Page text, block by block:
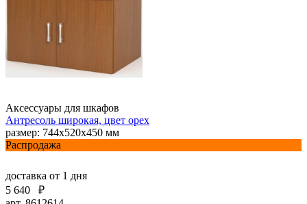
Аксессуары для шкафов
Антресоль широкая, цвет орех
размер: 744х520х450 мм
Распродажа
доставка от 1 дня
5 640
₽